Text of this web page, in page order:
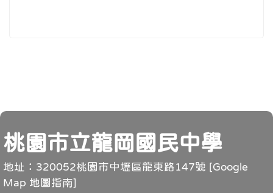
頁尾
桃園市立龍岡國民中學
地址：320052桃園市中壢區龍東路147號 [Google
Map 地圖指南]